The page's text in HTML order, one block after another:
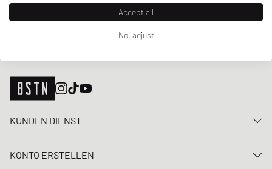
KUNDEN DIENST
FAQ
KONTO ERSTELLEN
Accept all
No, adjust